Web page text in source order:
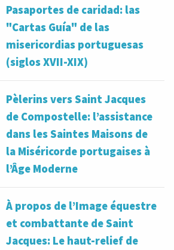
Pasaportes de caridad: las
"Cartas Guía" de las
misericordias portuguesas
(siglos XVII-XIX)
Pèlerins vers Saint Jacques
de Compostelle: l’assistance
dans les Saintes Maisons de
la Miséricorde portugaises à
l’Âge Moderne
À propos de l’Image équestre
et combattante de Saint
Jacques: Le haut-relief de